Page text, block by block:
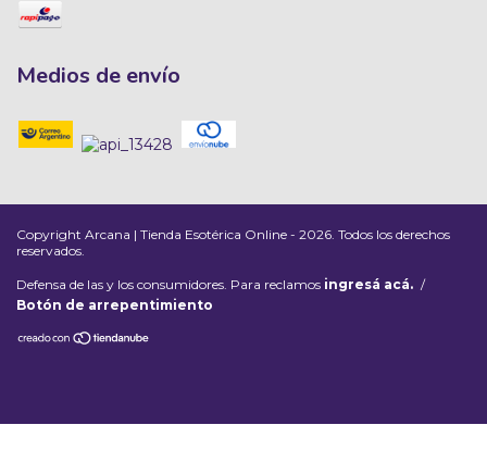
Medios de envío
Copyright Arcana | Tienda Esotérica Online - 2026. Todos los derechos
reservados.
Defensa de las y los consumidores. Para reclamos ingresá acá. /
Botón de arrepentimiento